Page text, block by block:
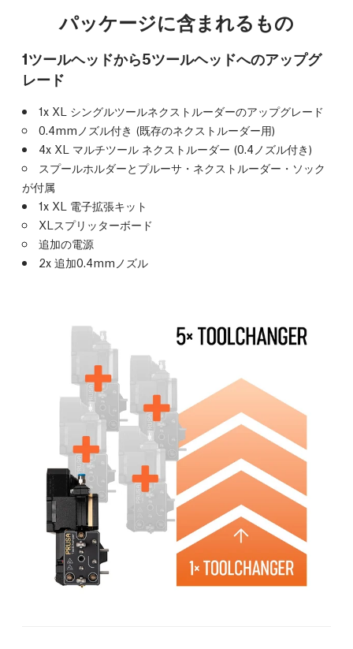
パッケージに含まれるもの
1ツールヘッドから5ツールヘッドへのアップグ
レード
1x XL シングルツールネクストルーダーのアップグレード
0.4mmノズル付き (既存のネクストルーダー用)
4x XL マルチツール ネクストルーダー (0.4ノズル付き)
スプールホルダーとプルーサ・ネクストルーダー・ソック
が付属
1x XL 電子拡張キット
XLスプリッターボード
追加の電源
2x 追加0.4mmノズル